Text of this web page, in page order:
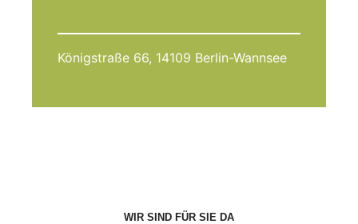
Königstraße 66, 14109 Berlin-Wannsee
WIR SIND FÜR SIE DA